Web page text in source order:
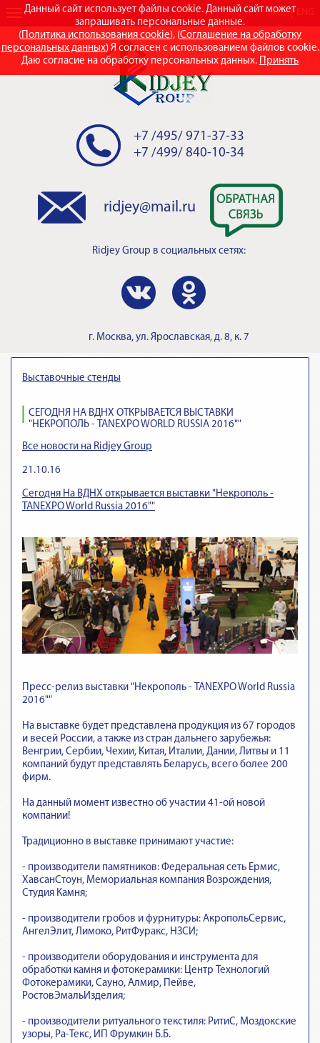
Данный сайт использует файлы cookie. Данный сайт может
запрашивать персональные данные.
(Политика использования cookie), (Соглашение на обработку
персональных данных) Я согласен с использованием файлов cookie.
Даю согласие на обработку персональных данных. Принять
RUS
+7 /495/ 971-37-33
+7 /499/ 840-10-34
ridjey@mail.ru
Ridjey Group в социальных сетях:
г. Москва, ул. Ярославская, д. 8, к. 7
Выставочные стенды
СЕГОДНЯ НА ВДНХ ОТКРЫВАЕТСЯ ВЫСТАВКИ
"НЕКРОПОЛЬ - TANEXPO WORLD RUSSIA 2016""
Все новости на Ridjey Group
21.10.16
Сегодня На ВДНХ открывается выставки "Некрополь -
TANEXPO World Russia 2016""
Пресс-релиз выставки "Некрополь - TANEXPO World Russia
2016""
На выставке будет представлена продукция из 67 городов
и весей России, а также из стран дальнего зарубежья:
Венгрии, Сербии, Чехии, Китая, Италии, Дании, Литвы и 11
компаний будут представлять Беларусь, всего более 200
фирм.
На данный момент известно об участии 41-ой новой
компании!
Традиционно в выставке принимают участие:
- производители памятников: Федеральная сеть Ермис,
ХавсанСтоун, Мемориальная компания Возрождения,
Студия Камня;
- производители гробов и фурнитуры: АкропольСервис,
АнгелЭлит, Лимоко, РитФуракс, НЗСИ;
- производители оборудования и инструмента для
обработки камня и фотокерамики: Центр Технологий
Фотокерамики, Сауно, Алмир, Пейве,
РостовЭмальИзделия;
- производители ритуального текстиля: РитиС, Моздокские
узоры, Ра-Текс, ИП Фрумкин Б.Б.